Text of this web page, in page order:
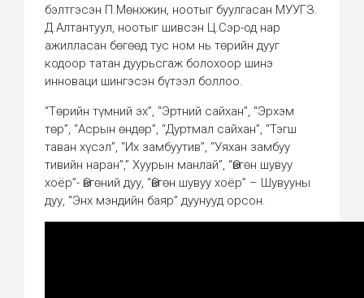
бэлтгэсэн П.Мөнхжин, ноотыг буулгасан МУУГЗ.
Д.Алтантуул, ноотыг шивсэн Ц.Сэр-од нар
ажилласан бөгөөд тус ном нь төрийн дууг
кодоор татан дуурьсгаж болохоор шинэ
инноваци шингэсэн бүтээл боллоо.
“Төрийн түмний эх”, “Эртний сайхан”, “Эрхэм
төр”, “Асрын өндөр”, “Дуртмал сайхан”, “Тэгш
таван хүсэл”, “Их замбуутив”, “Уяхан замбуу
тивийн наран”,” Хуурын манлай”, “Өвгөн шувуу
хоёр”- Өвгөний дуу, “Өвгөн шувуу хоёр” – Шувууны
дуу, “Энх мэндийн баяр” дуунууд орсон.